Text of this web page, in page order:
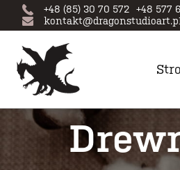
+48 (85) 30 70 572 +48 577